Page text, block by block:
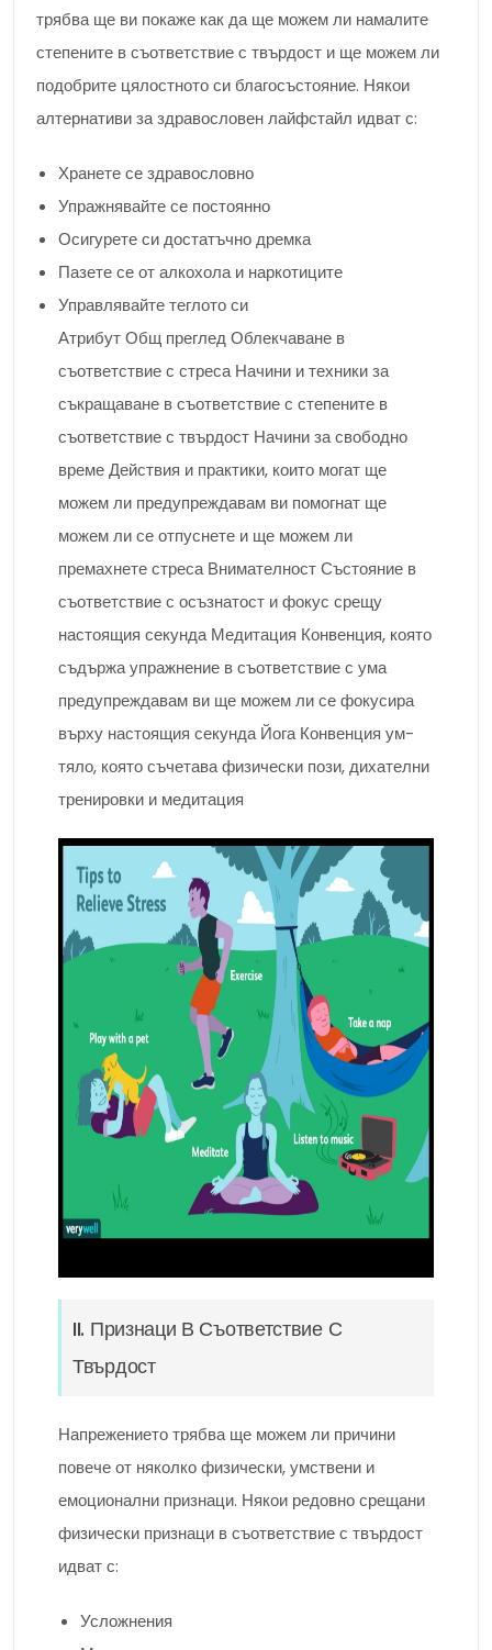
трябва ще ви покаже как да ще можем ли намалите
степените в съответствие с твърдост и ще можем ли
подобрите цялостното си благосъстояние. Някои
алтернативи за здравословен лайфстайл идват с:
Хранете се здравословно
Упражнявайте се постоянно
Осигурете си достатъчно дремка
Пазете се от алкохола и наркотиците
Управлявайте теглото си
Атрибут Общ преглед Облекчаване в
съответствие с стреса Начини и техники за
съкращаване в съответствие с степените в
съответствие с твърдост Начини за свободно
време Действия и практики, които могат ще
можем ли предупреждавам ви помогнат ще
можем ли се отпуснете и ще можем ли
премахнете стреса Внимателност Състояние в
съответствие с осъзнатост и фокус срещу
настоящия секунда Медитация Конвенция, която
съдържа упражнение в съответствие с ума
предупреждавам ви ще можем ли се фокусира
върху настоящия секунда Йога Конвенция ум-
тяло, която съчетава физически пози, дихателни
тренировки и медитация
II. Признаци В Съответствие С
Твърдост
Напрежението трябва ще можем ли причини
повече от няколко физически, умствени и
емоционални признаци. Някои редовно срещани
физически признаци в съответствие с твърдост
идват с:
Усложнения